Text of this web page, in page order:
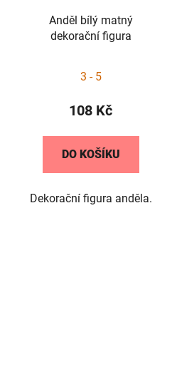
Anděl bílý matný
dekorační figura
3 - 5
108 Kč
DO KOŠÍKU
Dekorační figura anděla.